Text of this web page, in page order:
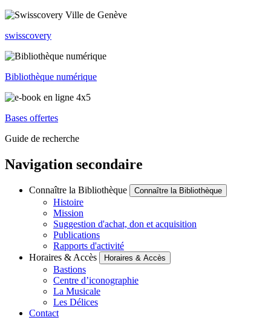
swisscovery
Bibliothèque numérique
Bases offertes
Guide de recherche
Navigation secondaire
Connaître la Bibliothèque Connaître la Bibliothèque
Histoire
Mission
Suggestion d'achat, don et acquisition
Publications
Rapports d'activité
Horaires & Accès
Horaires & Accès
Bastions
Centre d’iconographie
La Musicale
Les Délices
Contact